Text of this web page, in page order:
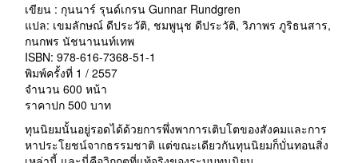
เขียน : กุนนาร์ รุนด์เกรน Gunnar Rundgren
แปล: เขมลักษณ์ ดีประวัติ, ชมพูนุช ดีประวัติ, วิภาพร ภูริธนสาร,
กนกพร นัชนานนท์เทพ
ISBN: 978-616-7368-51-1
พิมพ์ครั้งที่ 1 / 2557
จำนวน 600 หน้า
ราคาปก 500 บาท
ทุนนิยมนั้นอยู่รอดได้ด้วยการพึ่งพาการเติบโตของสังคมและการ
หาประโยชน์จากธรรมชาติ แต่ขณะเดียวกันทุนนิยมก็บั่นทอนสิ่ง